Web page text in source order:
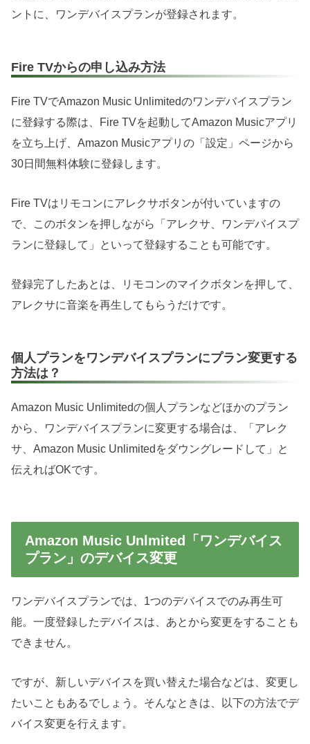
ントに、ワンデバイスプランが登録されます。
Fire TVからの申し込み方法
Fire TVでAmazon Music Unlimitedのワンデバイスプラン
に登録する際は、Fire TVを起動してAmazon Musicアプリ
を立ち上げ、Amazon Musicアプリの「設定」ページから
30日間無料体験に登録します。
Fire TVはリモコンにアレクサボタンが付いていますの
で、このボタンを押しながら「アレクサ、ワンデバイスプ
ランに登録して」といって登録することも可能です。
登録完了したあとは、リモコンのマイクボタンを押して、
アレクサに音楽を再生してもらうだけです。
個人プランをワンデバイスプランにプラン変更する
方法は？
Amazon Music Unlimitedの個人プランなどほかのプラン
から、ワンデバイスプランに変更する場合は、「アレク
サ、Amazon Music Unlimitedをダウングレードして」と
伝えればOKです。
Amazon Music Unlmited「ワンデバイス
プラン」のデバイス変更
ワンデバイスプランでは、1つのデバイスでのみ再生可
能。一度登録したデバイスは、あとから変更をすることも
できません。
ですが、新しいデバイスを買い替えた場合などは、変更し
たいこともあるでしょう。そんなときは、以下の方法でデ
バイス変更を行えます。